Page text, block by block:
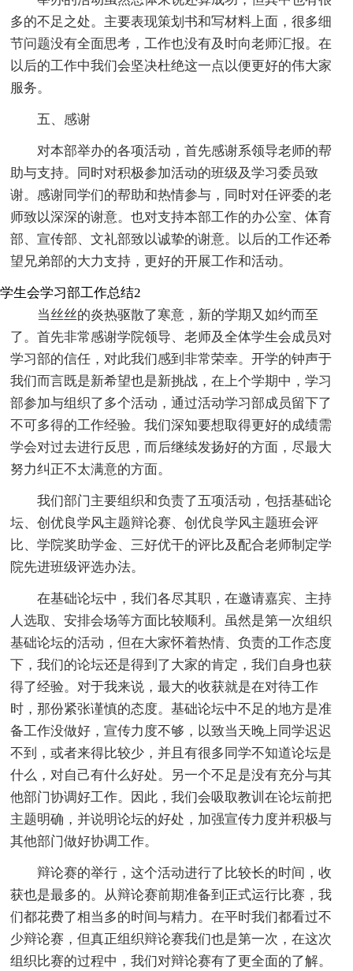
多的不足之处。主要表现策划书和写材料上面，很多细
节问题没有全面思考，工作也没有及时向老师汇报。在
以后的工作中我们会坚决杜绝这一点以便更好的伟大家
服务。
五、感谢
对本部举办的各项活动，首先感谢系领导老师的帮
助与支持。同时对积极参加活动的班级及学习委员致
谢。感谢同学们的帮助和热情参与，同时对任评委的老
师致以深深的谢意。也对支持本部工作的办公室、体育
部、宣传部、文礼部致以诚挚的谢意。以后的工作还希
望兄弟部的大力支持，更好的开展工作和活动。
学生会学习部工作总结2
当丝丝的炎热驱散了寒意，新的学期又如约而至
了。首先非常感谢学院领导、老师及全体学生会成员对
学习部的信任，对此我们感到非常荣幸。开学的钟声于
我们而言既是新希望也是新挑战，在上个学期中，学习
部参加与组织了多个活动，通过活动学习部成员留下了
不可多得的工作经验。我们深知要想取得更好的成绩需
学会对过去进行反思，而后继续发扬好的方面，尽最大
努力纠正不太满意的方面。
我们部门主要组织和负责了五项活动，包括基础论
坛、创优良学风主题辩论赛、创优良学风主题班会评
比、学院奖助学金、三好优干的评比及配合老师制定学
院先进班级评选办法。
在基础论坛中，我们各尽其职，在邀请嘉宾、主持
人选取、安排会场等方面比较顺利。虽然是第一次组织
基础论坛的活动，但在大家怀着热情、负责的工作态度
下，我们的论坛还是得到了大家的肯定，我们自身也获
得了经验。对于我来说，最大的收获就是在对待工作
时，那份紧张谨慎的态度。基础论坛中不足的地方是准
备工作没做好，宣传力度不够，以致当天晚上同学迟迟
不到，或者来得比较少，并且有很多同学不知道论坛是
什么，对自己有什么好处。另一个不足是没有充分与其
他部门协调好工作。因此，我们会吸取教训在论坛前把
主题明确，并说明论坛的好处，加强宣传力度并积极与
其他部门做好协调工作。
辩论赛的举行，这个活动进行了比较长的时间，收
获也是最多的。从辩论赛前期准备到正式运行比赛，我
们都花费了相当多的时间与精力。在平时我们都看过不
少辩论赛，但真正组织辩论赛我们也是第一次，在这次
组织比赛的过程中，我们对辩论赛有了更全面的了解。